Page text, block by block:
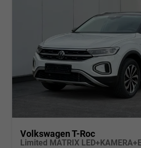
Volkswagen T-Roc